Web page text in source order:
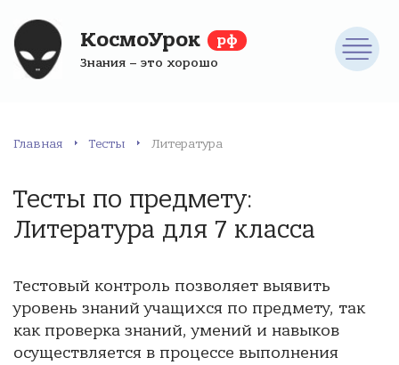
КосмоУрок рф
Знания – это хорошо
Главная Тесты Литература
Тесты по предмету:
Литература для 7 класса
Тестовый контроль позволяет выявить
уровень знаний учащихся по предмету, так
как проверка знаний, умений и навыков
осуществляется в процессе выполнения